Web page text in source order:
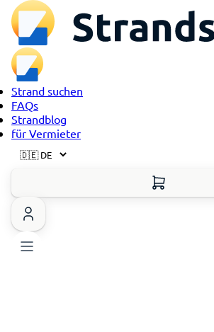
Strand suchen
FAQs
Strandblog
für Vermieter